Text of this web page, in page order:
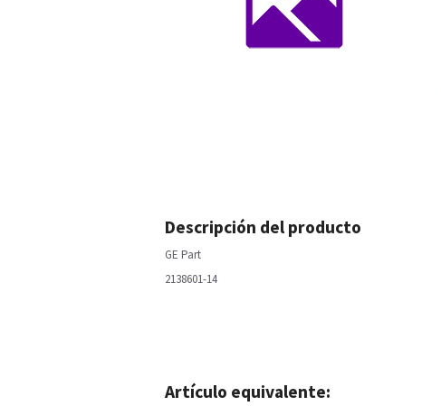
Descripción del producto
GE Part
2138601-14
Artículo equivalente: